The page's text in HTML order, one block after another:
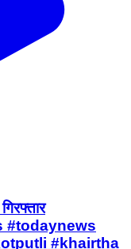
#todaynews
#khairtha